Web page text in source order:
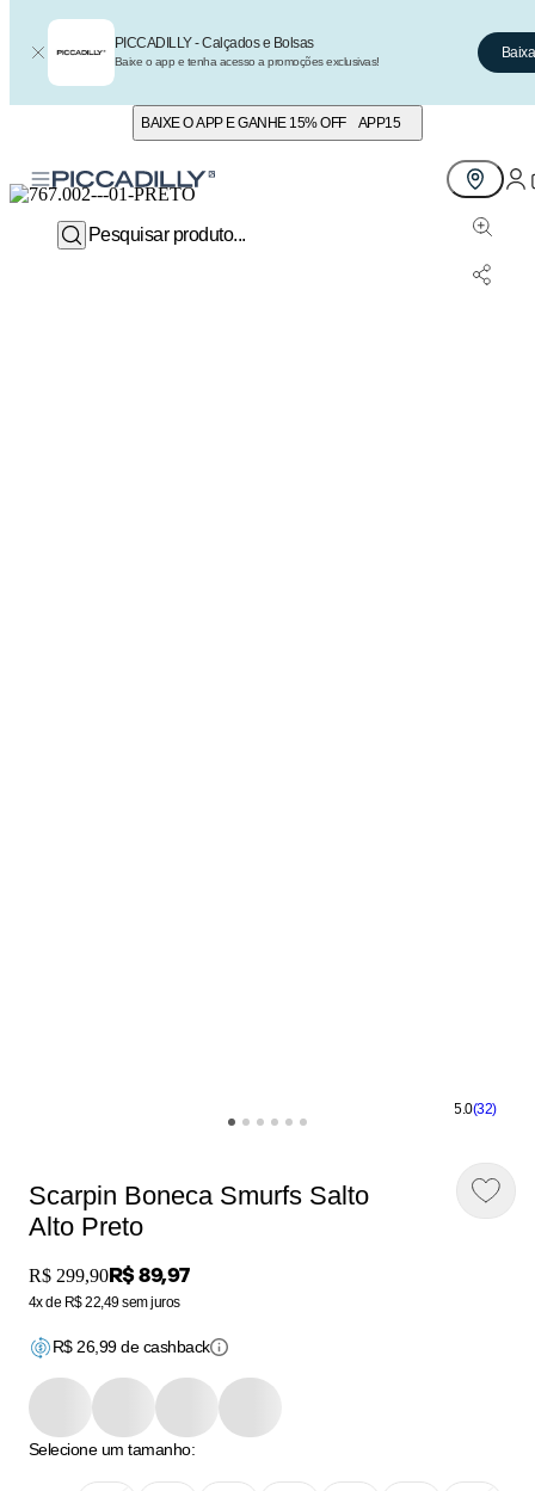
PICCADILLY - Calçados e Bolsas
Baixe o app e tenha acesso a promoções exclusivas!
BAIXE O APP E GANHE 15% OFF APP15
5.0(32)
Scarpin Boneca Smurfs Salto
Alto Preto
Original price:
R$ 299,90Price:
R$ 89,97
4x de R$ 22,49 sem juros
R$26,99de cashback
Selecione um tamanho: